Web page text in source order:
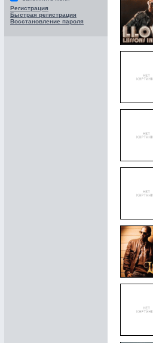
Регистрация
Быстрая регистрация
Восстановление пароля